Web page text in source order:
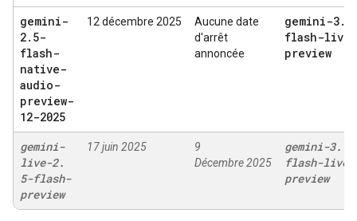
gemini-
2. 5-
flash-
native-
audio-
preview-
12-2025
12 décembre 2025
Aucune date
d'arrêt
annoncée
gemini-3.
flash-live-
preview
gemini-
live-2.
5-flash-
preview
17 juin 2025
9
Décembre 2025
gemini-3.
flash-live-
preview